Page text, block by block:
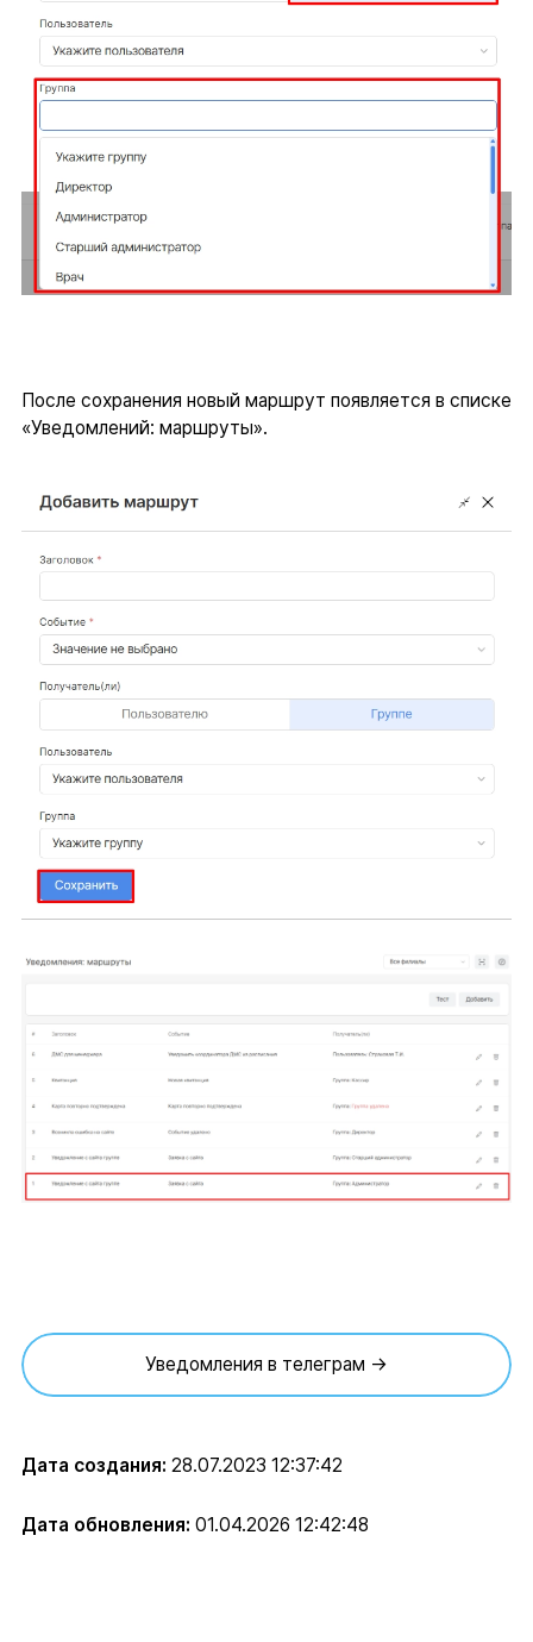
После сохранения новый маршрут появляется в списке
«Уведомлений: маршруты».
Уведомления в телеграм →
Дата создания: 28.07.2023 12:37:42
Дата обновления: 01.04.2026 12:42:48